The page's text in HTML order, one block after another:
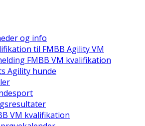
og info
til FMBB Agility VM
FMBB VM kvalifikation
Agility hunde
VM kvalifikation